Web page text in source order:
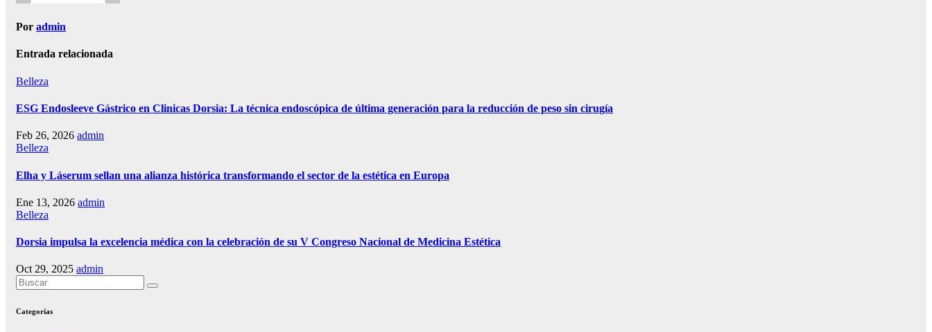
Por admin
Entrada relacionada
Belleza
ESG Endosleeve Gástrico en Clinicas Dorsia: La técnica endoscópica de última generación para la reducción de peso sin cirugía
Feb 26, 2026 admin
Belleza
Elha y Láserum sellan una alianza histórica transformando el sector de la estética en Europa
Ene 13, 2026 admin
Belleza
Dorsia impulsa la excelencia médica con la celebración de su V Congreso Nacional de Medicina Estética
Oct 29, 2025 admin
Categorías